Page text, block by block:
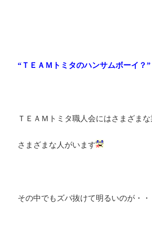
“ＴＥＡＭトミタのハンサムボーイ？”
ＴＥＡＭトミタ職人会にはさまざま
さまざまな人がいます
その中でもズバ抜けて明るいのが・・